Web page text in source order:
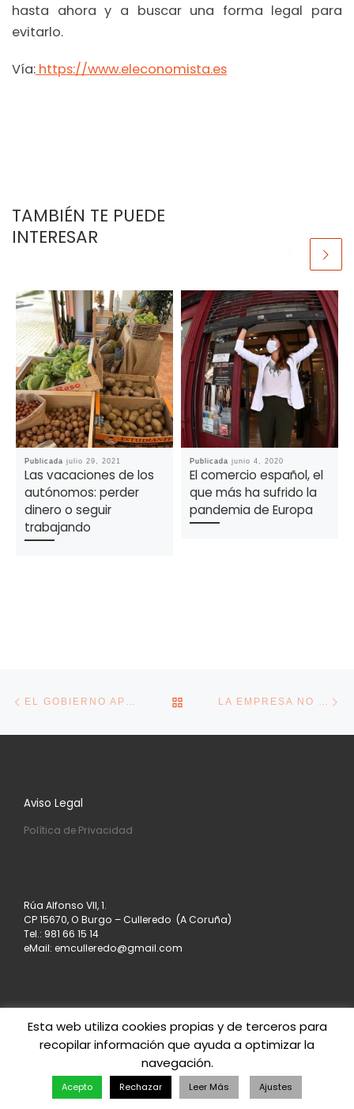
hasta ahora y a buscar una forma legal para
evitarlo.
Vía: https://www.eleconomista.es
TAMBIÉN TE PUEDE
INTERESAR
Publicada julio 29, 2021
Las vacaciones de los
autónomos: perder
dinero o seguir
trabajando
Publicada junio 4, 2020
El comercio español, el
que más ha sufrido la
pandemia de Europa
VOLVER A LA LISTA DE
Aviso Legal
Política de Privacidad
Rúa Alfonso VII, 1.
CP 15670, O Burgo – Culleredo (A Coruña)
Tel.: 981 66 15 14
eMail: emculleredo@gmail.com
© 2026Asociación de Empresarios de Culleredo
Todos los derechos reservados
Creado con – Diseñado con el Tema Customizr
Esta web utiliza cookies propias y de terceros para
recopilar información que ayuda a optimizar la
navegación.
Acepto Rechazar Leer Más Ajustes